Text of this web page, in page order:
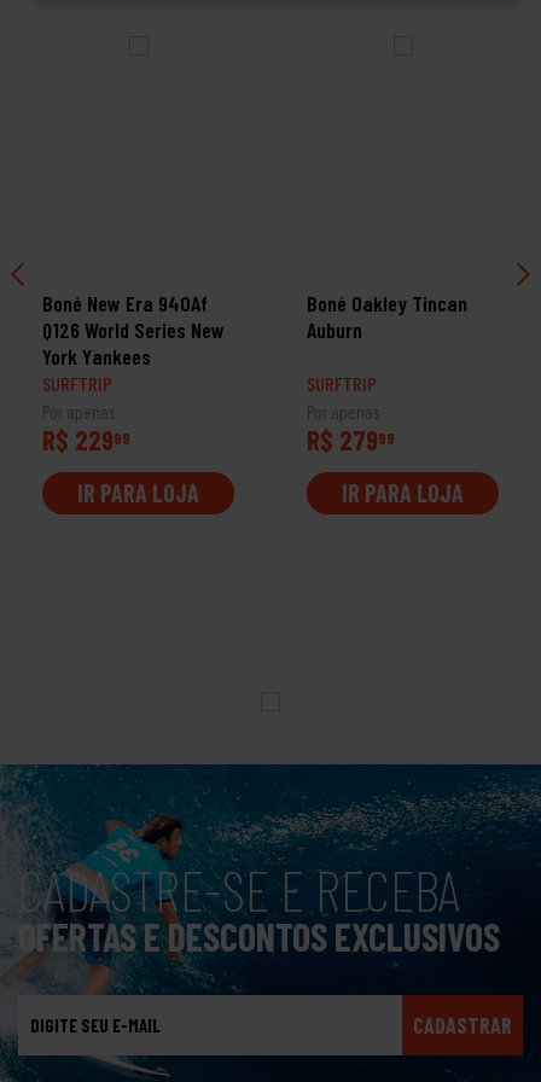
Boné New Era 940Af
Q126 World Series New
York Yankees
SURFTRIP
Por apenas
R$ 22999
IR PARA LOJA
Boné Oakley Tincan
Auburn
SURFTRIP
Por apenas
R$ 27999
IR PARA LOJA
CADASTRE-SE E RECEBA
OFERTAS E DESCONTOS EXCLUSIVOS
CADASTRAR